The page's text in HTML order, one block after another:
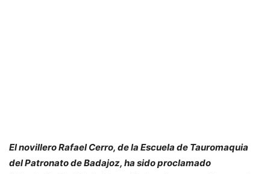
El novillero Rafael Cerro, de la Escuela de Tauromaquia
del Patronato de Badajoz, ha sido proclamado